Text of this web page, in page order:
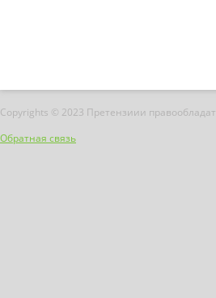
Copyrights © 2023 Претензиии
Обратная связь